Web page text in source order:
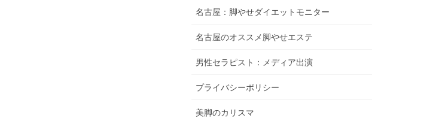
名古屋：脚やせダイエットモニター
名古屋のオススメ脚やせエステ
男性セラピスト：メディア出演
プライバシーポリシー
美脚のカリスマ